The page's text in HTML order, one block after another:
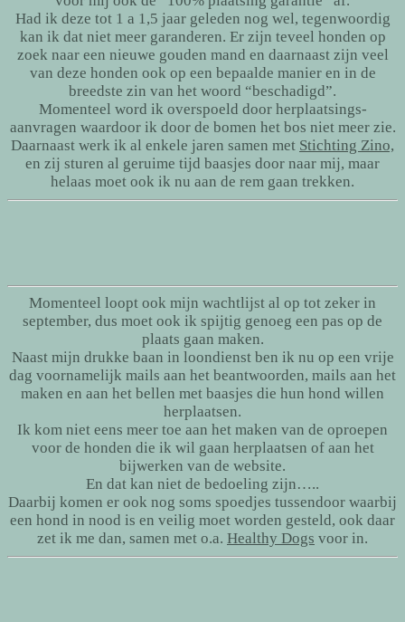
Had ik deze tot 1 a 1,5 jaar geleden nog wel, tegenwoordig
kan ik dat niet meer garanderen. Er zijn teveel honden op
zoek naar een nieuwe gouden mand en daarnaast zijn veel
van deze honden ook op een bepaalde manier en in de
breedste zin van het woord “beschadigd”.
Momenteel word ik overspoeld door herplaatsings-
aanvragen waardoor ik door de bomen het bos niet meer zie.
Daarnaast werk ik al enkele jaren samen met Stichting Zino,
en zij sturen al geruime tijd baasjes door naar mij, maar
helaas moet ook ik nu aan de rem gaan trekken.
Momenteel loopt ook mijn wachtlijst al op tot zeker in
september, dus moet ook ik spijtig genoeg een pas op de
plaats gaan maken.
Naast mijn drukke baan in loondienst ben ik nu op een vrije
dag voornamelijk mails aan het beantwoorden, mails aan het
maken en aan het bellen met baasjes die hun hond willen
herplaatsen.
Ik kom niet eens meer toe aan het maken van de oproepen
voor de honden die ik wil gaan herplaatsen of aan het
bijwerken van de website.
En dat kan niet de bedoeling zijn…..
Daarbij komen er ook nog soms spoedjes tussendoor waarbij
een hond in nood is en veilig moet worden gesteld, ook daar
zet ik me dan, samen met o.a. Healthy Dogs voor in.